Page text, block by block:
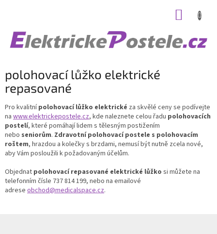
polohovací lůžko elektrické
repasované
Pro kvalitnípolohovací lůžko elektrické za skvělé ceny se podívejte
na www.elektrickepostele.cz, kde naleznete celou řadu polohovacích
postelí, které pomáhají lidem s tělesným postižením
nebo seniorům. Zdravotní polohovací postele s polohovacím
roštem, hrazdou a kolečky s brzdami, nemusí být nutně zcela nové,
aby Vám posloužili k požadovaným účelům.
Objednat polohovací repasované elektrické lůžko si můžete na
telefonním čísle 737 814 199, nebo na emailové
adrese obchod@medicalspace.cz.